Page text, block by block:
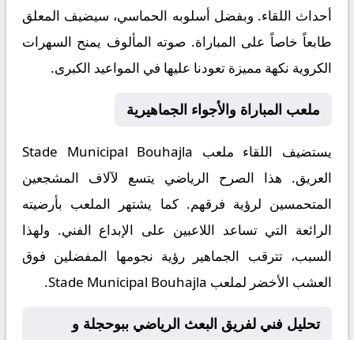
أحداث اللقاء. وبفضل أسلوبه الحماسي، سيضيف المعلق
طابعاً خاصاً على المباراة. صوته المألوف يمنح السهرات
الكروية نكهة مميزة تعودنا عليها في المواعيد الكبرى.
ملعب المباراة والأجواء الجماهيرية
يستضيف اللقاء ملعب Stade Municipal Bouhajla
العريق. هذا الصرح الرياضي يتسع لآلاف المشجعين
المتحمسين لرؤية فرقهم. كما يشتهر الملعب بأرضيته
الرائعة التي تساعد اللاعبين على الإبداع الفني. ولهذا
السبب، تترقب الجماهير رؤية نجومها المفضلين فوق
العشب الأخضر لملعب Stade Municipal Bouhajla.
تحليل فني لفريق البعث الرياضي ببوحجلة و